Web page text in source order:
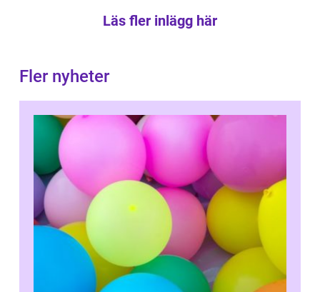
Läs fler inlägg här
Fler nyheter